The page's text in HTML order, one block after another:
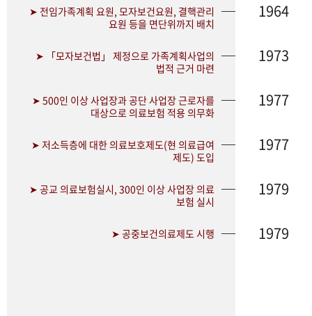
➤ 전임가족계획 요원, 모자보건요원, 결핵관리
요원 등을 면단위까지 배치
1964
➤ 「모자보건법」 제정으로 가족계획사업의
법적 근거 마련
1973
➤ 500인 이상 사업장과 공단 사업장 근로자를
대상으로 의료보험 적용 의무화
1977
➤ 저소득층에 대한 의료보호제도(현 의료급여
제도) 도입
1977
➤ 공교 의료보험실시, 300인 이상 사업장 의료
보험 실시
1979
➤ 공중보건의료제도 시행 1979